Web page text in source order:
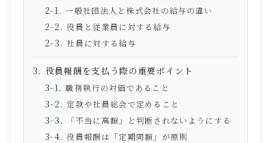
一般社団法人と株式会社の給与の違い
役員と従業員に対する給与
社員に対する給与
役員報酬を支払う際の重要ポイント
職務執行の対価であること
定款や社員総会で定めること
「不当に高額」と判断されないようにする
役員報酬は「定期同額」が原則